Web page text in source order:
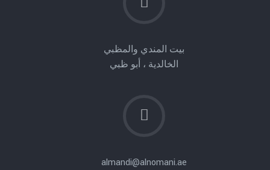
بيت المندي والمظبي
الخالدية ، أبو ظبي
almandi@alnomani.ae